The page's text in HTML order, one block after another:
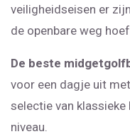
veiligheidseisen er
de openbare weg
De beste
voor een dagje uit
selectie van
niveau.